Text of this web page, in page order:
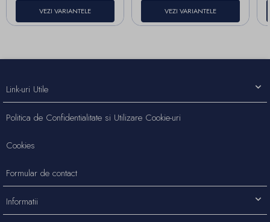
VEZI VARIANTELE VEZI VARIANTELE
Link-uri Utile
Politica de Confidentialitate si Utilizare Cookie-uri
Cookies
Formular de contact
Informatii